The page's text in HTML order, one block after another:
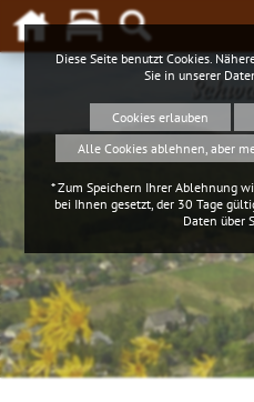
Diese Seite benutzt Cookies.
Sie in unserer
Cookies erlauben
Alle Cookies ablehnen, aber
* Zum Speichern Ihrer Ablehnung
bei Ihnen gesetzt, der 30 Tage
Daten über